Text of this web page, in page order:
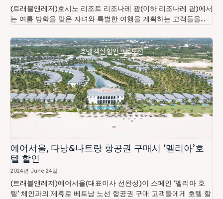
(트래블앤레저)호시노 리조트 리조나레 괌(이하 리조나레 괌)에서
는 여름 방학을 맞은 자녀와 특별한 여행을 계획하는 고객들을...
에어서울, 다낭&나트랑 항공권 구매시 ‘멜리아’호
텔 할인
2024년 June 24일
(트래블앤레저)에어서울(대표이사 선완성)이 스페인 ‘멜리아 호
텔’ 체인과의 제휴로 베트남 노선 항공권 구매 고객들에게 호텔 할